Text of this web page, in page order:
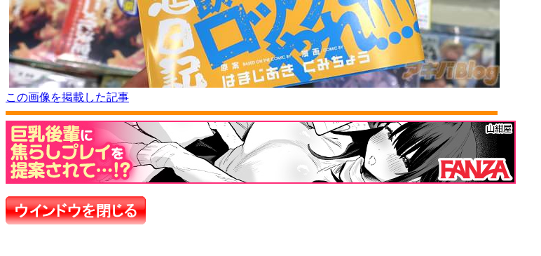
この画像を掲載した記事